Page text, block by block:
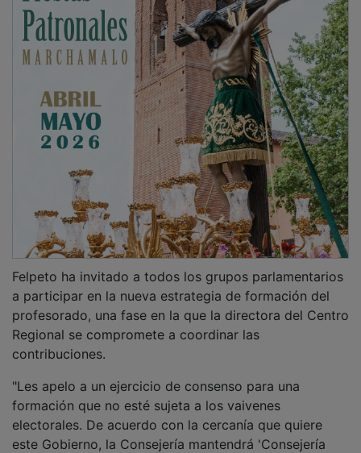
a participar en la nueva estrategia de formación del
profesorado, una fase en la que la directora del Centro
Regional se compromete a coordinar las
contribuciones.
formación que no esté sujeta a los vaivenes
electorales. De acuerdo con la cercanía que quiere
este Gobierno, la Consejería mantendrá 'Consejería